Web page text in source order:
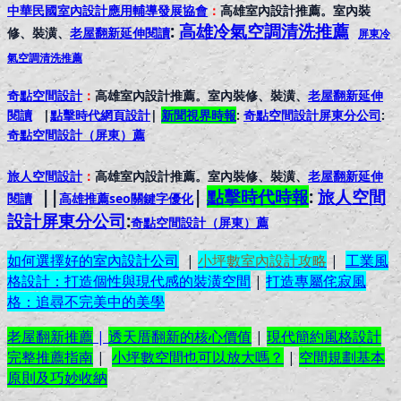
中華民國室內設計應用輔導發展協會 ： 高雄室內設計推薦。室內裝
修、裝潢、老屋翻新延伸閱讀: 高雄冷氣空調清洗推薦
屏東冷
氣空調清洗推薦
奇點空間設計： 高雄室內設計推薦。室內裝修、裝潢、老屋翻新延伸
閱讀|點擊時代網頁設計|新聞視界時報:奇點空間設計屏東分公司:
奇點空間設計（屏東） 薦
旅人空間設計：高雄室內設計推薦。室內裝修、裝潢、 老屋翻新延伸
閱讀||高雄推薦seo關鍵字優化| 點擊時代時報:旅人空間
設計屏東分公司:奇點空間設計（屏東） 薦
如何選擇好的室內設計公司 | 小坪數室內設計攻略 | 工業風
格設計：打造個性與現代感的裝潢空間 | 打造專屬侘寂風
格：追尋不完美中的美學
老屋翻新推薦 | 透天厝翻新的核心價值 | 現代簡約風格設計
完整推薦指南 | 小坪數空間也可以放大嗎？ | 空間規劃基本
原則及巧妙收納